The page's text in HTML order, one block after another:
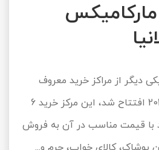
دیگر از مراکز خرید معروف
آلانیاست که در سال 2014 افتتاح شد، این مرکز خرید 6
با قیمت مناسب در آن به فروش